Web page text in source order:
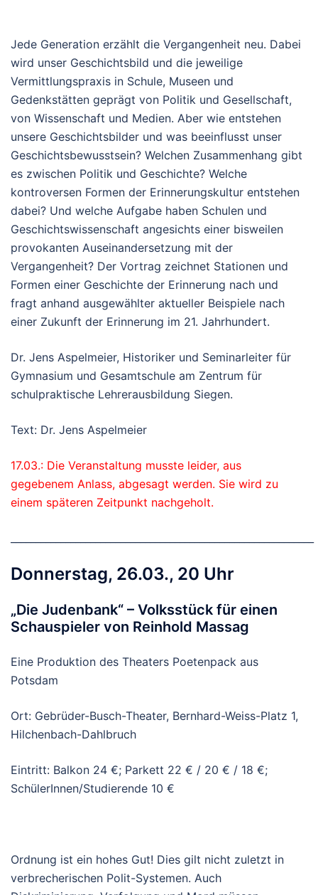
Jede Generation erzählt die Vergangenheit neu. Dabei
wird unser Geschichtsbild und die jeweilige
Vermittlungspraxis in Schule, Museen und
Gedenkstätten geprägt von Politik und Gesellschaft,
von Wissenschaft und Medien. Aber wie entstehen
unsere Geschichtsbilder und was beeinflusst unser
Geschichtsbewusstsein? Welchen Zusammenhang gibt
es zwischen Politik und Geschichte? Welche
kontroversen Formen der Erinnerungskultur entstehen
dabei? Und welche Aufgabe haben Schulen und
Geschichtswissenschaft angesichts einer bisweilen
provokanten Auseinandersetzung mit der
Vergangenheit? Der Vortrag zeichnet Stationen und
Formen einer Geschichte der Erinnerung nach und
fragt anhand ausgewählter aktueller Beispiele nach
einer Zukunft der Erinnerung im 21. Jahrhundert.
Dr. Jens Aspelmeier, Historiker und Seminarleiter für
Gymnasium und Gesamtschule am Zentrum für
schulpraktische Lehrerausbildung Siegen.
Text: Dr. Jens Aspelmeier
17.03.: Die Veranstaltung musste leider, aus
gegebenem Anlass, abgesagt werden. Sie wird zu
einem späteren Zeitpunkt nachgeholt.
Donnerstag, 26.03., 20 Uhr
„Die Judenbank“ – Volksstück für einen
Schauspieler von Reinhold Massag
Eine Produktion des Theaters Poetenpack aus
Potsdam
Ort: Gebrüder-Busch-Theater, Bernhard-Weiss-Platz 1,
Hilchenbach-Dahlbruch
Eintritt: Balkon 24 €; Parkett 22 € / 20 € / 18 €;
SchülerInnen/Studierende 10 €
Ordnung ist ein hohes Gut! Dies gilt nicht zuletzt in
verbrecherischen Polit-Systemen. Auch